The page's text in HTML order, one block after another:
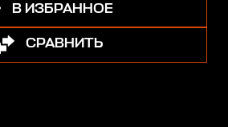
В ИЗБРАННОЕ
СРАВНИТЬ